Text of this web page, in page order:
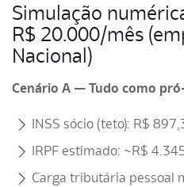
Simulação
R$ 20.000/mês
Nacional)
Cenário A — Tudo como
INSS sócio (teto): R$
IRPF estimado: ~R$
Carga tributária pessoal